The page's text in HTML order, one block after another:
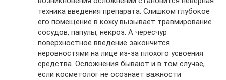
техника введения препарата. Слишком глубокое
его помещение в кожу вызывает травмирование
сосудов, папулы, некроз. А чересчур
поверхностное введение закончится
неровностями на лице из-за плохого усвоения
средства. Осложнения бывают и в том случае,
если косметолог не осознает важности